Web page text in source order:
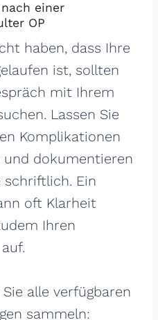
einer
OP
haben, dass Ihre
ist, sollten
mit Ihrem
Lassen Sie
Komplikationen
dokumentieren
schriftlich. Ein
oft Klarheit
Ihren
alle verfügbaren
sammeln: